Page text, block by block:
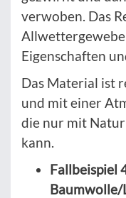
verwoben. Das
Eigenschaften
Das Material ist
und mit einer
die nur mit
kann.
Fallbeispiel
Baumwolle/